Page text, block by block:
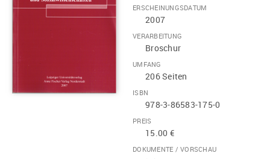
ERSCHEINUNGSDATUM
2007
VERARBEITUNG
Broschur
UMFANG
206 Seiten
ISBN
978-3-86583-175-0
PREIS
15.00 €
DOKUMENTE / VORSCHAU